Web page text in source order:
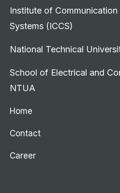
Institute of
Systems (ICCS)
National Technical
School of Electrical and
NTUA
Home
Contact
Career